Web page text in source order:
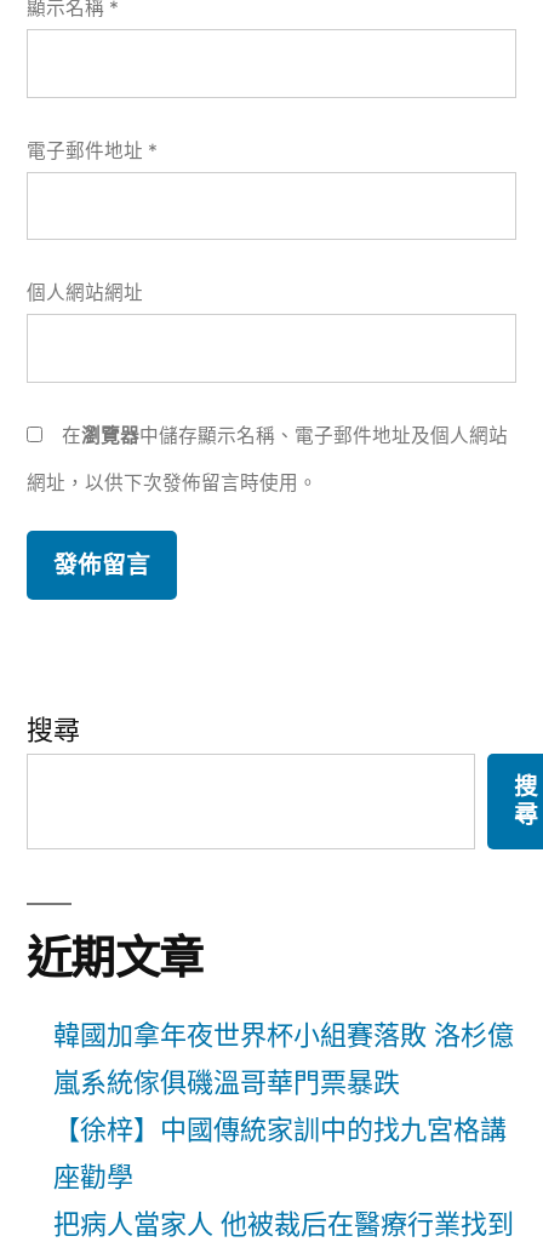
顯示名稱 *
電子郵件地址 *
個人網站網址
在瀏覽器中儲存顯示名稱、電子郵件地址及個人網站
網址，以供下次發佈留言時使用。
搜尋
搜
尋
近期文章
韓國加拿年夜世界杯小組賽落敗 洛杉億
嵐系統傢俱磯溫哥華門票暴跌
【徐梓】中國傳統家訓中的找九宮格講
座勸學
把病人當家人 他被裁后在醫療行業找到